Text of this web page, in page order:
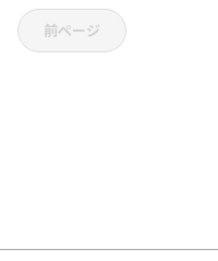
前ページ